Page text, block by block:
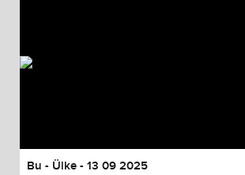
Bu - Ülke - 13 09 2025